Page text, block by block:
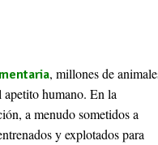
, millones de
apetito humano. En la
a menudo sometidos a
y explotados para